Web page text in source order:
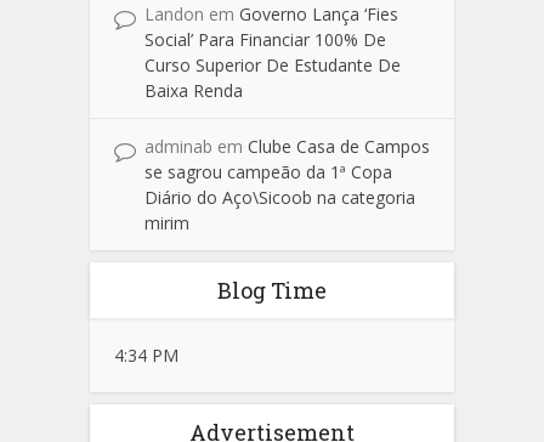
Landon em Governo Lança ‘Fies
Social’ Para Financiar 100% De
Curso Superior De Estudante De
Baixa Renda
adminab em Clube Casa de Campos
se sagrou campeão da 1ª Copa
Diário do Aço\Sicoob na categoria
mirim
Blog Time
4:34 PM
Advertisement